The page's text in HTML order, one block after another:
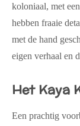
koloniaal, met
hebben fraaie
met de hand
eigen verhaal en
Het Kaya
Een prachtig